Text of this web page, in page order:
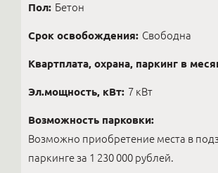
Пол: Бетон
Срок освобождения: Свободна
Квартплата, охрана, паркинг в
Эл.мощность, кВт: 7 кВт
Возможность парковки:
Возможно приобретение места в
паркинге за 1 230 000 рублей.